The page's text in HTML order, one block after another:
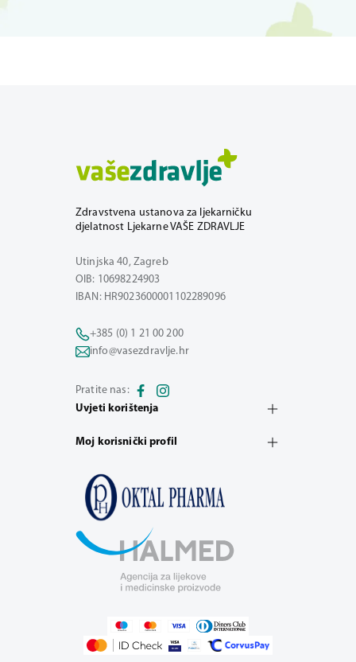
Zdravstvena ustanova za ljekarničku
djelatnost Ljekarne VAŠE ZDRAVLJE
Utinjska 40, Zagreb
OIB: 10698224903
IBAN: HR9023600001102289096
+385 (0) 1 21 00 200
info@vasezdravlje.hr
Pratite nas:
Uvjeti korištenja
Moj korisnički profil